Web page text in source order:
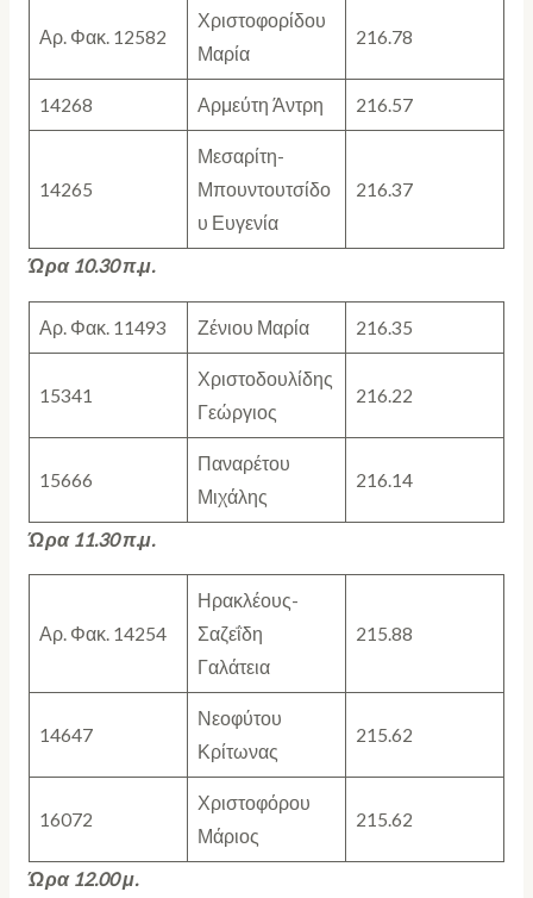
Αρ. Φακ. 12582
Χριστοφορίδου
Μαρία
216.78
14268 Αρμεύτη Άντρη 216.57
14265
Μεσαρίτη-
Μπουντουτσίδο
υ Ευγενία
216.37
Ώρα 10.30 π.μ.
Αρ. Φακ. 11493 Ζένιου Μαρία 216.35
15341
Χριστοδουλίδης
Γεώργιος
216.22
15666
Παναρέτου
Μιχάλης
216.14
Ώρα 11.30 π.μ.
Αρ. Φακ. 14254
Ηρακλέους-
Σαζεΐδη
Γαλάτεια
215.88
14647
Νεοφύτου
Κρίτωνας
215.62
16072
Χριστοφόρου
Μάριος
215.62
Ώρα 12.00 μ.